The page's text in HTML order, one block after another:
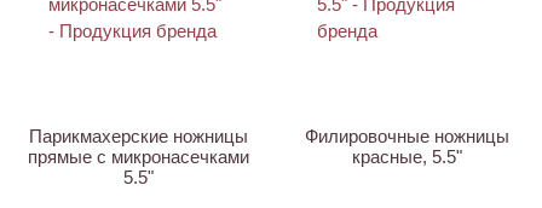
Парикмахерские ножницы
прямые с микронасечками
5.5"
Филировочные ножницы
красные, 5.5"